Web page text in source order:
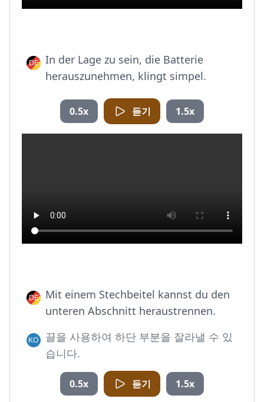
In der Lage zu sein, die Batterie
herauszunehmen, klingt simpel.
0.5x 듣기 1.5x
Mit einem Stechbeitel kannst du den
unteren Abschnitt heraustrennen.
끌을 사용하여 하단 부분을 잘라낼 수 있
습니다.
0.5x 듣기 1.5x